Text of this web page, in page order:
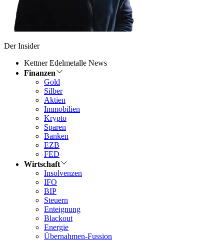
Der Insider
Kettner Edelmetalle News
Finanzen
Gold
Silber
Aktien
Immobilien
Krypto
Sparen
Banken
EZB
FED
Wirtschaft
Insolvenzen
IFO
BIP
Steuern
Enteignung
Blackout
Energie
Übernahmen-Fussion